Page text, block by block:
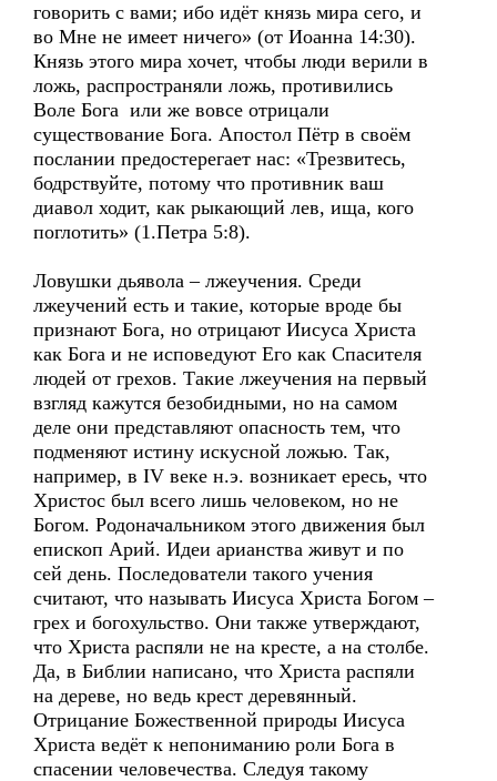
говорить с вами; ибо идёт князь мира сего, и
во Мне не имеет ничего» (от Иоанна 14:30).
Князь этого мира хочет, чтобы люди верили в
ложь, распространяли ложь, противились
Воле Бога или же вовсе отрицали
существование Бога. Апостол Пётр в своём
послании предостерегает нас: «Трезвитесь,
бодрствуйте, потому что противник ваш
диавол ходит, как рыкающий лев, ища, кого
поглотить» (1.Петра 5:8).
Ловушки дьявола – лжеучения. Среди
лжеучений есть и такие, которые вроде бы
признают Бога, но отрицают Иисуса Христа
как Бога и не исповедуют Его как Спасителя
людей от грехов. Такие лжеучения на первый
взгляд кажутся безобидными, но на самом
деле они представляют опасность тем, что
подменяют истину искусной ложью. Так,
например, в IV веке н.э. возникает ересь, что
Христос был всего лишь человеком, но не
Богом. Родоначальником этого движения был
епископ Арий. Идеи арианства живут и по
сей день. Последователи такого учения
считают, что называть Иисуса Христа Богом –
грех и богохульство. Они также утверждают,
что Христа распяли не на кресте, а на столбе.
Да, в Библии написано, что Христа распяли
на дереве, но ведь крест деревянный.
Отрицание Божественной природы Иисуса
Христа ведёт к непониманию роли Бога в
спасении человечества. Следуя такому